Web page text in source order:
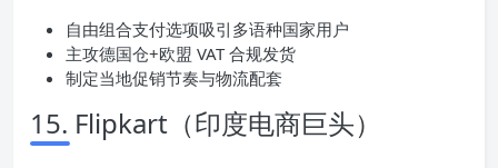
自由组合支付选项吸引多语种国家用户
主攻德国仓+欧盟 VAT 合规发货
制定当地促销节奏与物流配套
15. Flipkart（印度电商巨头）